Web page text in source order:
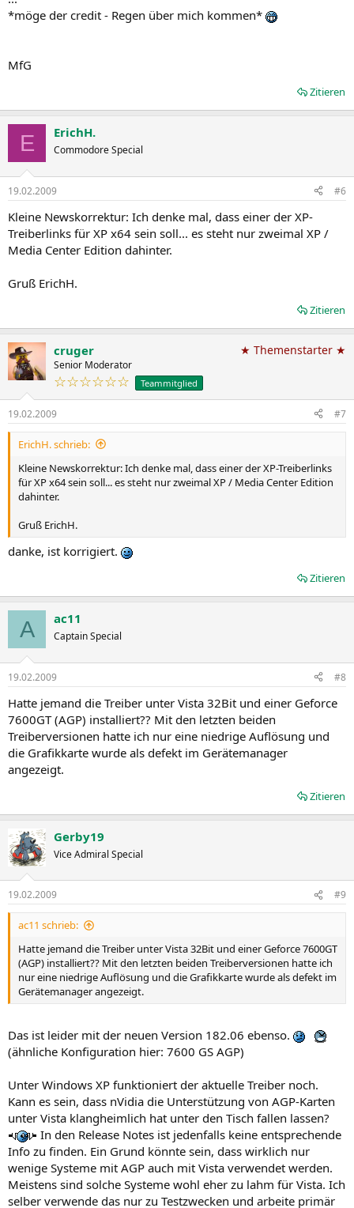
*möge der credit - Regen über mich kommen*
MfG
Zitieren
E ErichH.
Commodore Special
19.02.2009 #6
Kleine Newskorrektur: Ich denke mal, dass einer der XP-
Treiberlinks für XP x64 sein soll... es steht nur zweimal XP /
Media Center Edition dahinter.
Gruß ErichH.
Zitieren
cruger
Senior Moderator
☆☆☆☆☆☆ Teammitglied
★ Themenstarter ★
19.02.2009 #7
ErichH. schrieb:
Kleine Newskorrektur: Ich denke mal, dass einer der XP-Treiberlinks
für XP x64 sein soll... es steht nur zweimal XP / Media Center Edition
dahinter.
Gruß ErichH.
danke, ist korrigiert.
Zitieren
A ac11
Captain Special
19.02.2009 #8
Hatte jemand die Treiber unter Vista 32Bit und einer Geforce
7600GT (AGP) installiert?? Mit den letzten beiden
Treiberversionen hatte ich nur eine niedrige Auflösung und
die Grafikkarte wurde als defekt im Gerätemanager
angezeigt.
Zitieren
Gerby19
Vice Admiral Special
19.02.2009 #9
ac11 schrieb:
Hatte jemand die Treiber unter Vista 32Bit und einer Geforce 7600GT
(AGP) installiert?? Mit den letzten beiden Treiberversionen hatte ich
nur eine niedrige Auflösung und die Grafikkarte wurde als defekt im
Gerätemanager angezeigt.
Das ist leider mit der neuen Version 182.06 ebenso.
(ähnliche Konfiguration hier: 7600 GS AGP)
Unter Windows XP funktioniert der aktuelle Treiber noch.
Kann es sein, dass nVidia die Unterstützung von AGP-Karten
unter Vista klangheimlich hat unter den Tisch fallen lassen?
In den Release Notes ist jedenfalls keine entsprechende
Info zu finden. Ein Grund könnte sein, dass wirklich nur
wenige Systeme mit AGP auch mit Vista verwendet werden.
Meistens sind solche Systeme wohl eher zu lahm für Vista. Ich
selber verwende das nur zu Testzwecken und arbeite primär